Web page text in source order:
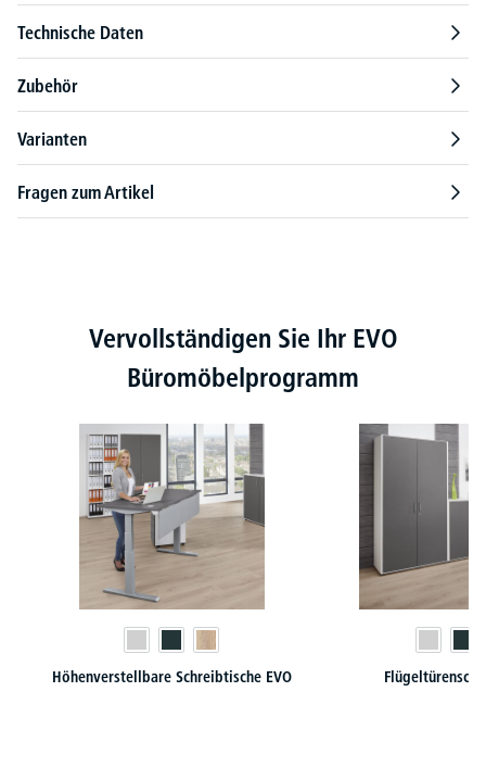
Technische Daten
Zubehör
Varianten
Fragen zum Artikel
Produktgalerie überspringen
Vervollständigen Sie Ihr EVO
Büromöbelprogramm
Höhenverstellbare Schreibtische EVO